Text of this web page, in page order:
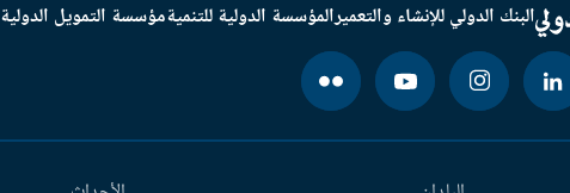
البنك الدولي للإنشاء والتعميرالمؤسسة الدولية للتنميةمؤسسة التمويل الدولية